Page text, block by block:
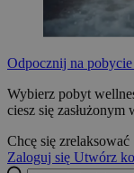
Odpocznij na
Wybierz pobyt
ciesz się
Chcę się zrelaksować
Zaloguj się Utwórz